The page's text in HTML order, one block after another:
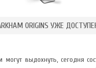
ORIGINS УЖЕ
выдохнуть, сегодня